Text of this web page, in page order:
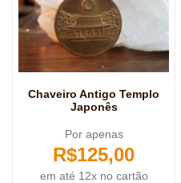
Chaveiro Antigo Templo
Japonês
Por apenas
R$125,00
em até 12x no cartão